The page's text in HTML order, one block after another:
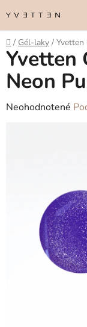
na
obsah
Domov
/ Gél-laky /
Yvetten
Neon
Priemerné
hviezdičiek.
Neohodnotené